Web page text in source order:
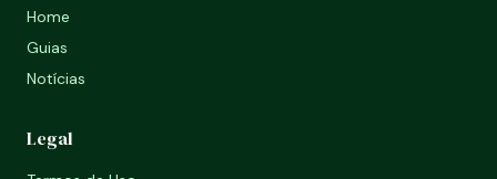
Home
Guias
Notícias
Legal